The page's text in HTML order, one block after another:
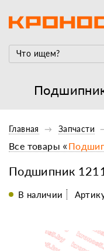
Главная Запчасти
Подшипник
Все товары «
В наличии